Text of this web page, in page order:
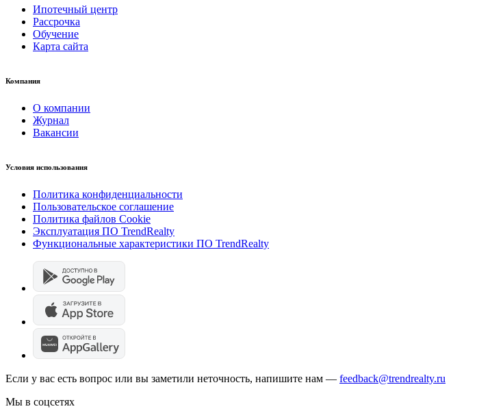
Ипотечный центр
Рассрочка
Обучение
Карта сайта
Компания
О компании
Журнал
Вакансии
Условия использования
Политика конфиденциальности
Пользовательское соглашение
Политика файлов Cookie
Эксплуатация ПО TrendRealty
Функциональные характеристики ПО TrendRealty
Если у вас есть вопрос или вы заметили неточность, напишите нам — feedback@trendrealty.ru
Мы в соцсетях